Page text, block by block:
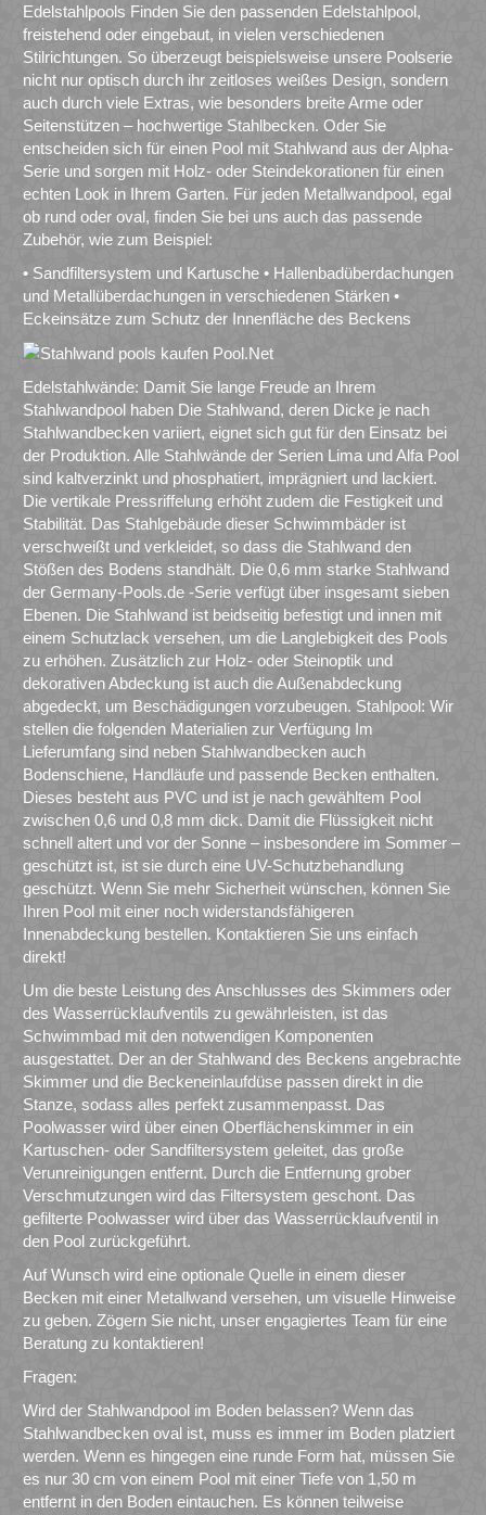
Edelstahlpools Finden Sie den passenden Edelstahlpool,
freistehend oder eingebaut, in vielen verschiedenen
Stilrichtungen. So überzeugt beispielsweise unsere Poolserie
nicht nur optisch durch ihr zeitloses weißes Design, sondern
auch durch viele Extras, wie besonders breite Arme oder
Seitenstützen – hochwertige Stahlbecken. Oder Sie
entscheiden sich für einen Pool mit Stahlwand aus der Alpha-
Serie und sorgen mit Holz- oder Steindekorationen für einen
echten Look in Ihrem Garten. Für jeden Metallwandpool, egal
ob rund oder oval, finden Sie bei uns auch das passende
Zubehör, wie zum Beispiel:
• Sandfiltersystem und Kartusche • Hallenbadüberdachungen
und Metallüberdachungen in verschiedenen Stärken •
Eckeinsätze zum Schutz der Innenfläche des Beckens
Edelstahlwände: Damit Sie lange Freude an Ihrem
Stahlwandpool haben Die Stahlwand, deren Dicke je nach
Stahlwandbecken variiert, eignet sich gut für den Einsatz bei
der Produktion. Alle Stahlwände der Serien Lima und Alfa Pool
sind kaltverzinkt und phosphatiert, imprägniert und lackiert.
Die vertikale Pressriffelung erhöht zudem die Festigkeit und
Stabilität. Das Stahlgebäude dieser Schwimmbäder ist
verschweißt und verkleidet, so dass die Stahlwand den
Stößen des Bodens standhält. Die 0,6 mm starke Stahlwand
der Germany-Pools.de -Serie verfügt über insgesamt sieben
Ebenen. Die Stahlwand ist beidseitig befestigt und innen mit
einem Schutzlack versehen, um die Langlebigkeit des Pools
zu erhöhen. Zusätzlich zur Holz- oder Steinoptik und
dekorativen Abdeckung ist auch die Außenabdeckung
abgedeckt, um Beschädigungen vorzubeugen. Stahlpool: Wir
stellen die folgenden Materialien zur Verfügung Im
Lieferumfang sind neben Stahlwandbecken auch
Bodenschiene, Handläufe und passende Becken enthalten.
Dieses besteht aus PVC und ist je nach gewähltem Pool
zwischen 0,6 und 0,8 mm dick. Damit die Flüssigkeit nicht
schnell altert und vor der Sonne – insbesondere im Sommer –
geschützt ist, ist sie durch eine UV-Schutzbehandlung
geschützt. Wenn Sie mehr Sicherheit wünschen, können Sie
Ihren Pool mit einer noch widerstandsfähigeren
Innenabdeckung bestellen. Kontaktieren Sie uns einfach
direkt!
Um die beste Leistung des Anschlusses des Skimmers oder
des Wasserrücklaufventils zu gewährleisten, ist das
Schwimmbad mit den notwendigen Komponenten
ausgestattet. Der an der Stahlwand des Beckens angebrachte
Skimmer und die Beckeneinlaufdüse passen direkt in die
Stanze, sodass alles perfekt zusammenpasst. Das
Poolwasser wird über einen Oberflächenskimmer in ein
Kartuschen- oder Sandfiltersystem geleitet, das große
Verunreinigungen entfernt. Durch die Entfernung grober
Verschmutzungen wird das Filtersystem geschont. Das
gefilterte Poolwasser wird über das Wasserrücklaufventil in
den Pool zurückgeführt.
Auf Wunsch wird eine optionale Quelle in einem dieser
Becken mit einer Metallwand versehen, um visuelle Hinweise
zu geben. Zögern Sie nicht, unser engagiertes Team für eine
Beratung zu kontaktieren!
Fragen:
Wird der Stahlwandpool im Boden belassen? Wenn das
Stahlwandbecken oval ist, muss es immer im Boden platziert
werden. Wenn es hingegen eine runde Form hat, müssen Sie
es nur 30 cm von einem Pool mit einer Tiefe von 1,50 m
entfernt in den Boden eintauchen. Es können teilweise